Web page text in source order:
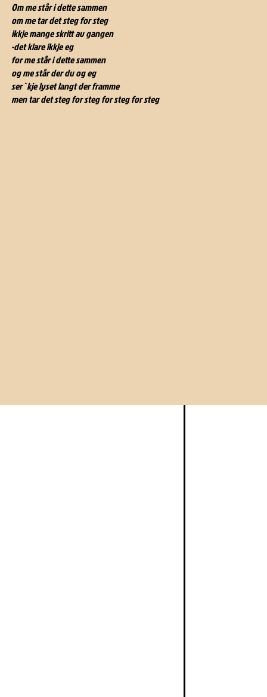
Om me står i dette sammen
om me tar det steg for steg
ikkje mange skritt av gangen
-det klare ikkje eg
for me står i dette sammen
og me står der du og eg
ser`kje lyset langt der framme
men tar det steg for steg for steg for steg